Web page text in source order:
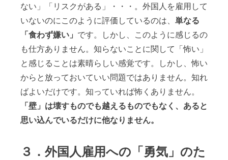
ない」「リスクがある」・・・。外国人を雇用して
いないのにこのように評価しているのは、 単なる
「食わず嫌い」 です。しかし、このように感じるの
も仕方ありません。知らないことに関して「怖い」
と感じることは素晴らしい感覚です。しかし、怖い
からと放っておいていい問題ではありません。知れ
ばよいだけです。知っていれば怖くありません。
「壁」は壊すものでも越えるものでもなく、あると
思い込んでいるだけに他なりません。
３．外国人雇用への「勇気」のた